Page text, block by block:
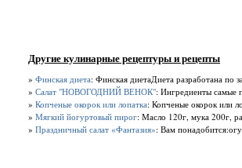
Другие кулинарные рецептуры и рецепты
» Финская диета: Финская диетаДиета разработана по
» Салат "НОВОГОДНИЙ ВЕНОК": Ингредиенты самые
» Копченые окорок или лопатка: Копченые окорок или
» Мягкий йогуртовый пирог: Масло 120г, мука 200г,
» Праздничный салат «Фантазия»: Вам